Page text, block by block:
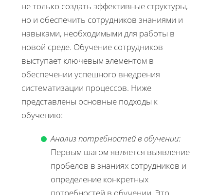
не только создать эффективные структуры,
но и обеспечить сотрудников знаниями и
навыками, необходимыми для работы в
новой среде. Обучение сотрудников
выступает ключевым элементом в
обеспечении успешного внедрения
систематизации процессов. Ниже
представлены основные подходы к
обучению:
Анализ потребностей в обучении:
Первым шагом является выявление
пробелов в знаниях сотрудников и
определение конкретных